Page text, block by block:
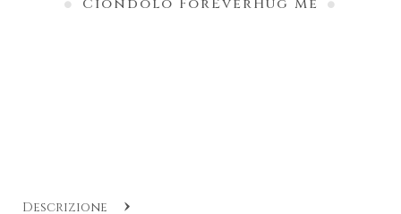
Ciondolo ForEverHug Me
Descrizione